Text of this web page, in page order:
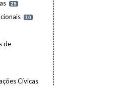
25
10
de
Cívicas